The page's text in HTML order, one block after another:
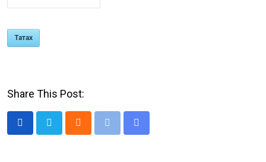
Татах
Share This Post:
Cloud Print
Share